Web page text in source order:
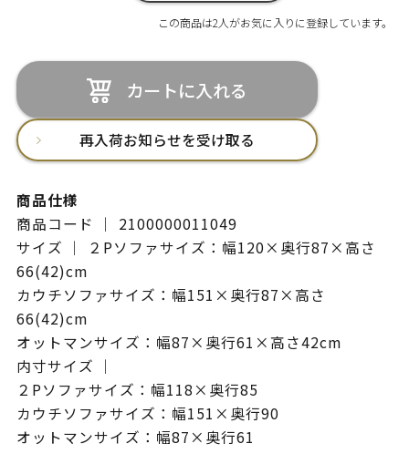
この商品は2人がお気に入りに登録しています。
カートに入れる
再入荷お知らせを受け取る
商品仕様
商品コード ｜ 2100000011049
サイズ ｜ ２Pソファサイズ：幅120×奥行87×高さ
66(42)cm
カウチソファサイズ：幅151×奥行87×高さ
66(42)cm
オットマンサイズ：幅87×奥行61×高さ42cm
内寸サイズ ｜
２Pソファサイズ：幅118×奥行85
カウチソファサイズ：幅151×奥行90
オットマンサイズ：幅87×奥行61